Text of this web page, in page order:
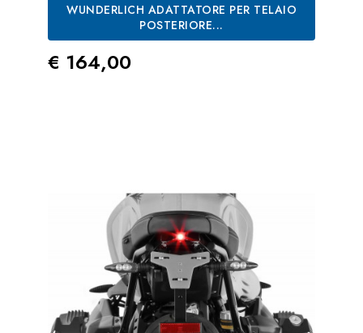
WUNDERLICH ADATTATORE PER TELAIO
POSTERIORE...
Prezzo
€ 164,00